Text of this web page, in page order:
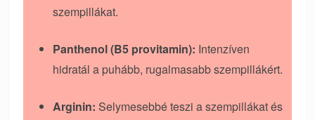
szempillákat.
Panthenol (B5 provitamin): Intenzíven
hidratál a puhább, rugalmasabb szempillákért.
Arginin:Selymesebbé teszi a szempillákat és